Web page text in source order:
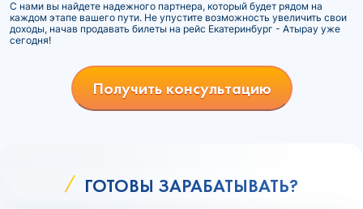
С нами вы найдете надежного партнера, который будет рядом на
каждом этапе вашего пути. Не упустите возможность увеличить свои
доходы, начав продавать билеты на рейс Екатеринбург - Атырау уже
сегодня!
Получить консультацию
ГОТОВЫ ЗАРАБАТЫВАТЬ?